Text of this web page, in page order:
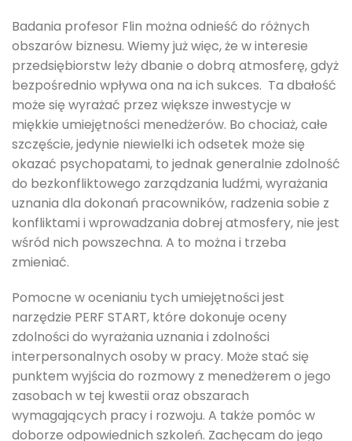
Badania profesor Flin można odnieść do różnych
obszarów biznesu. Wiemy już więc, że w interesie
przedsiębiorstw leży dbanie o dobrą atmosferę, gdyż
bezpośrednio wpływa ona na ich sukces. Ta dbałość
może się wyrażać przez większe inwestycje w
miękkie umiejętności menedżerów. Bo chociaż, całe
szczęście, jedynie niewielki ich odsetek może się
okazać psychopatami, to jednak generalnie zdolność
do bezkonfliktowego zarządzania ludźmi, wyrażania
uznania dla dokonań pracowników, radzenia sobie z
konfliktami i wprowadzania dobrej atmosfery, nie jest
wśród nich powszechna. A to można i trzeba
zmieniać.
Pomocne w ocenianiu tych umiejętności jest
narzędzie PERF START, które dokonuje oceny
zdolności do wyrażania uznania i zdolności
interpersonalnych osoby w pracy. Może stać się
punktem wyjścia do rozmowy z menedżerem o jego
zasobach w tej kwestii oraz obszarach
wymagających pracy i rozwoju. A także pomóc w
doborze odpowiednich szkoleń. Zachęcam do jego